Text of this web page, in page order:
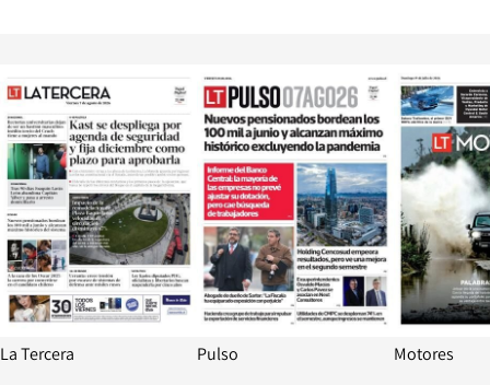
Opens in new window
La Tercera
Opens in
Pulso Motores